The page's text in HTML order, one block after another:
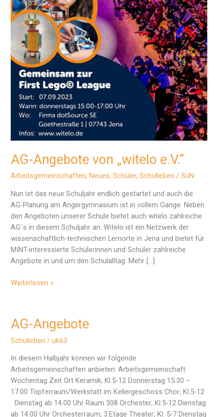
AG-Angebote von „witelo e.V.“
Arbeitsgemeinschaften,Neues,Schüler,Schulleben /SuN
Nun ist das neue Schuljahr endlich gestartet und auch die
AG-Planung am Angergymnasium ist in vollem Gange. Neben
den Angeboten unserer Schule bietet auch witelo zahlreiche
AG´s in diesem Schuljahr an. Witelo ist ein Netzwerk der
wissenschaftlich-technischen Lernorte in Jena und bietet für
MINT-interessierte Schülerinnen und Schüler zahlreiche
Angebote in und um den Schulalltag. Mehr […]
AG-
e.V.“
Weiterlesen »
AG-Angebote
Schulleben /uk63
In diesem Halbjahr können wir folgende
Arbeitsgemeinschaften anbieten: Arbeitsgemeinschaft
Wochentag Zeit Ort Keramik; Kl.5-12 Donnerstag 15.30 –
17.00 Töpferraum/Werkstatt im Kellergeschoss Chor; Kl.5-12
Dienstag ab 14.00 Uhr Raum 308 Orchester; Kl.5-12 Dienstag
ab 14.00 Uhr Orchesterraum, 3.Etage Theater; Kl. 5-7 Dienstag